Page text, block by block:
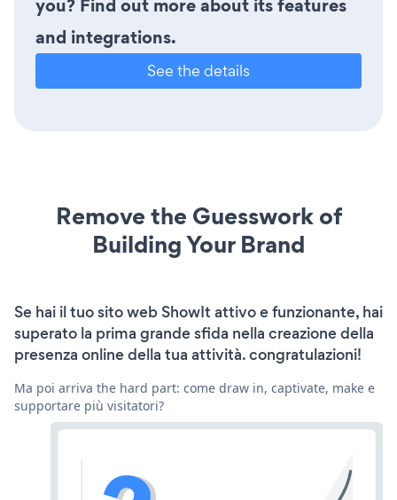
you? Find out more about its features
and integrations.
See the details
Remove the Guesswork of
Building Your Brand
Se hai il tuo sito web ShowIt attivo e funzionante, hai
superato la prima grande sfida nella creazione della
presenza online della tua attività. congratulazioni!
Ma poi arriva the hard part: come draw in, captivate, make e
supportare più visitatori?